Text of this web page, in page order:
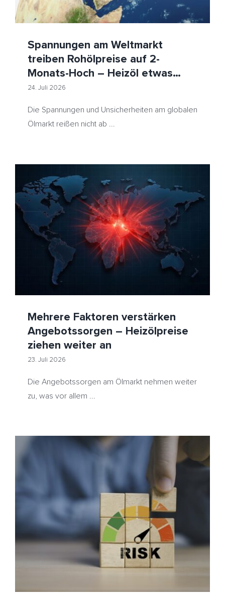
Spannungen am Weltmarkt
treiben Rohölpreise auf 2-
Monats-Hoch – Heizöl etwas
teurer
24. Juli 2026
Die Spannungen und Unsicherheiten am globalen
Ölmarkt reißen nicht ab ...
Mehrere Faktoren verstärken Angebotssorgen –
Heizölpreise ziehen weiter an
HeizölNews Hormus Hurrikan Huthi Iran Rotes Meer
Schifffahrt
US-Rohölbestände USA
Mehrere Faktoren verstärken
Angebotssorgen – Heizölpreise
ziehen weiter an
23. Juli 2026
Die Angebotssorgen am Ölmarkt nehmen weiter
zu, was vor allem ...
Krisenherde auf der ganzen Welt bringen
Energiepreisanstiege – Heizöl wird teurer
HeizölNews Hormus Iran Rotes Meer Schifffahrt USA